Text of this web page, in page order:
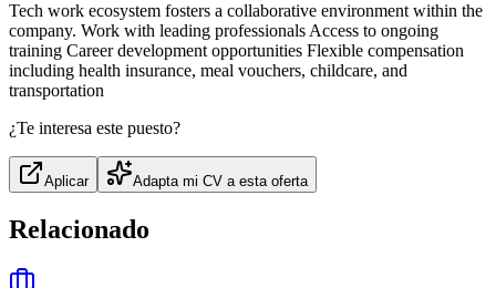
Tech work ecosystem fosters a collaborative environment within the
company. Work with leading professionals Access to ongoing
training Career development opportunities Flexible compensation
including health insurance, meal vouchers, childcare, and
transportation
¿Te interesa este puesto?
Aplicar Adapta mi CV a esta oferta
Relacionado